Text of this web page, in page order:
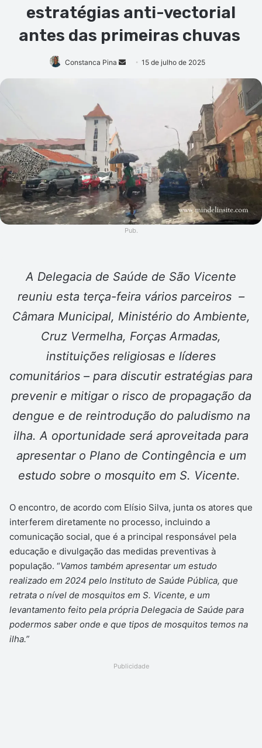
estratégias anti-vectorial
antes das primeiras chuvas
Constanca Pina
Mande15 de julho de 2025
Pub.
A Delegacia de Saúde de São Vicente
reuniu esta terça-feira vários parceiros –
Câmara Municipal, Ministério do Ambiente,
Cruz Vermelha, Forças Armadas,
instituições religiosas e líderes
comunitários – para discutir estratégias para
prevenir e mitigar o risco de propagação da
dengue e de reintrodução do paludismo na
ilha. A oportunidade será aproveitada para
apresentar o Plano de Contingência e um
estudo sobre o mosquito em S. Vicente.
O encontro, de acordo com Elísio Silva, junta os atores que
interferem diretamente no processo, incluindo a
comunicação social, que é a principal responsável pela
educação e divulgação das medidas preventivas à
população. “Vamos também apresentar um estudo
realizado em 2024 pelo Instituto de Saúde Pública, que
retrata o nível de mosquitos em S. Vicente, e um
levantamento feito pela própria Delegacia de Saúde para
podermos saber onde e que tipos de mosquitos temos na
ilha.”
Publicidade